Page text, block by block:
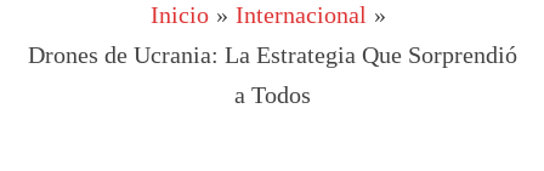
Inicio
Internacional
Drones de Ucrania: La Estrategia Que Sorprendió
a Todos